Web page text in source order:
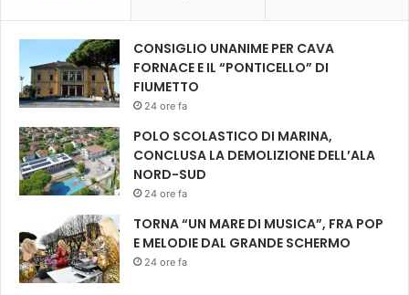
CONSIGLIO UNANIME PER CAVA
FORNACE E IL “PONTICELLO” DI
FIUMETTO
24 ore fa
POLO SCOLASTICO DI MARINA,
CONCLUSA LA DEMOLIZIONE DELL’ALA
NORD-SUD
24 ore fa
TORNA “UN MARE DI MUSICA”, FRA POP
E MELODIE DAL GRANDE SCHERMO
24 ore fa